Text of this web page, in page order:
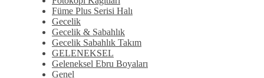
Füme Plus Serisi Halı
Gecelik
Gecelik & Sabahlık
Gecelik Sabahlık Takım
GELENEKSEL
Geleneksel Ebru Boyaları
Genel